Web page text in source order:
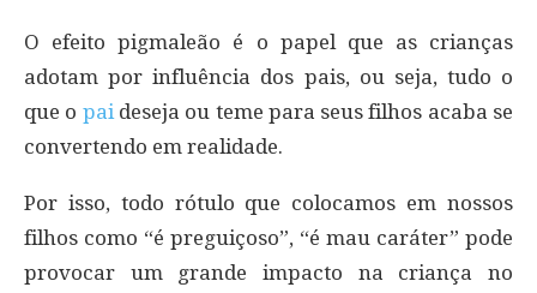
O efeito pigmaleão é o papel que as crianças
adotam por influência dos pais, ou seja, tudo o
que o paideseja ou teme para seus filhos acaba se
convertendo em realidade.
Por isso, todo rótulo que colocamos em nossos
filhos como “é preguiçoso”, “é mau caráter” pode
provocar um grande impacto na criança no